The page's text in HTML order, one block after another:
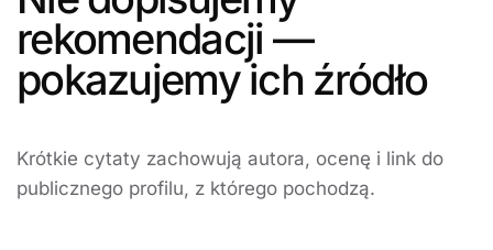
rekomendacji —
pokazujemy ich źródło
Krótkie cytaty zachowują autora, ocenę i link do
publicznego profilu, z którego pochodzą.